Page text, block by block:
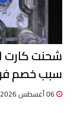
شحنت كارت
سبب خصم